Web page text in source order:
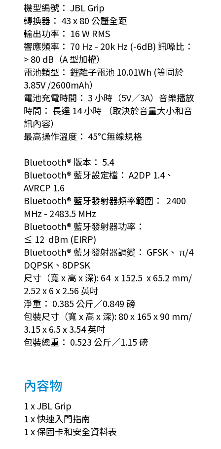
機型編號： JBL Grip
轉換器： 43 x 80 公釐全距
輸出功率： 16 W RMS
響應頻率： 70 Hz - 20k Hz (-6dB) 訊噪比：
> 80 dB（A 型加權）
電池類型： 鋰離子電池 10.01Wh (等同於
3.85V /2600mAh）
電池充電時間： 3 小時（5V／3A）音樂播放
時間： 長達 14 小時 （取決於音量大小和音
訊內容）
最高操作溫度： 45°C無線規格
Bluetooth® 版本： 5.4
Bluetooth® 藍牙設定檔： A2DP 1.4、
AVRCP 1.6
Bluetooth® 藍牙發射器頻率範圍： 2400
MHz - 2483.5 MHz
Bluetooth® 藍牙發射器功率：
≤ 12 dBm (EIRP)
Bluetooth® 藍牙發射器調變： GFSK、 π/4
DQPSK、8DPSK
尺寸（寬 x 高 x 深): 64 x 152.5 x 65.2 mm/
2.52 x 6 x 2.56 英吋
淨重： 0.385 公斤／0.849 磅
包裝尺寸（寬 x 高 x 深): 80 x 165 x 90 mm/
3.15 x 6.5 x 3.54 英吋
包裝總重： 0.523 公斤／1.15 磅
內容物
1 x JBL Grip
1 x 快速入門指南
1 x 保固卡和安全資料表